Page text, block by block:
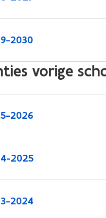
2030
vorige
2026
2025
2024